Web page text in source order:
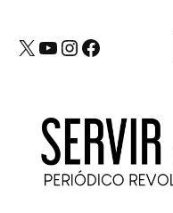
contenido
X YouTube
Instagram
Facebook